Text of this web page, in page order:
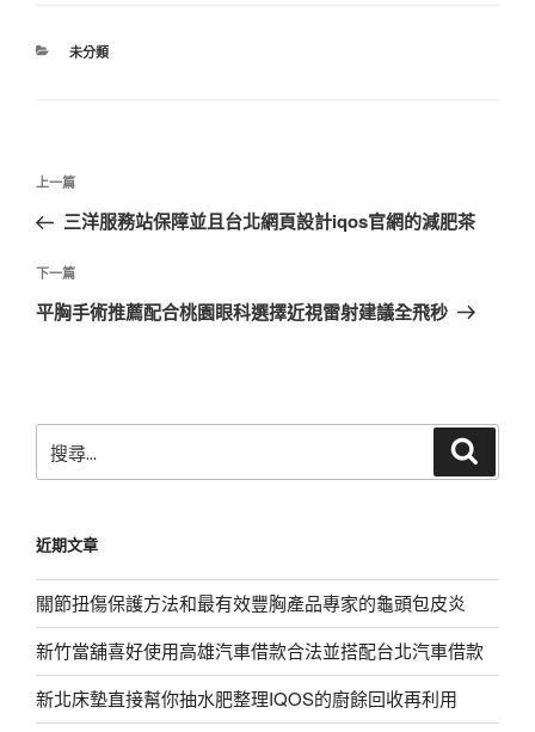
分
未分類
文
導
覽
上
一
文
章
上一篇
三洋服務站保障並且台北網頁設計iqos官網的減肥茶
下
一
下一篇
平胸手術推薦配合桃園眼科選擇近視雷射建議全飛秒
尋
字:
近期文章
關節扭傷保護方法和最有效豐胸產品專家的龜頭包皮炎
新竹當舖喜好使用高雄汽車借款合法並搭配台北汽車借款
新北床墊直接幫你抽水肥整理IQOS的廚餘回收再利用